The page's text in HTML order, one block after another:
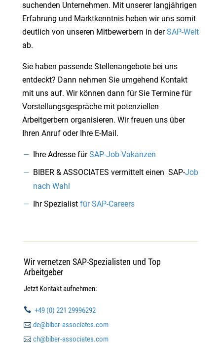
suchenden Unternehmen. Mit unserer langjährigen
Erfahrung und Marktkenntnis heben wir uns somit
deutlich von unseren Mitbewerbern in derSAP-Welt
ab.
Sie haben passende Stellenangebote bei uns
entdeckt? Dann nehmen Sie umgehend Kontakt
mit uns auf. Wir können dann für Sie Termine für
Vorstellungsgespräche mit potenziellen
Arbeitgerbern organisieren. Wir freuen uns über
Ihren Anruf oder Ihre E-Mail.
Ihre Adresse fürSAP-Job-Vakanzen
BIBER & ASSOCIATES vermittelt einen SAP-Job
nach Wahl
Ihr Spezialistfür SAP-Careers
Wir vernetzen SAP-Spezialisten und Top
Arbeitgeber
Jetzt Kontakt aufnehmen:
 +49 (0) 221 29996292
de@biber-associates.com
ch@biber-associates.com